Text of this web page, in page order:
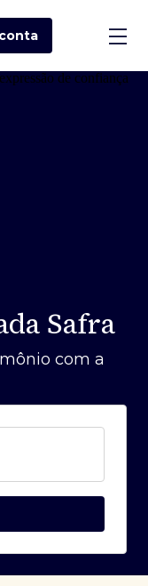
conta
Safra
com a